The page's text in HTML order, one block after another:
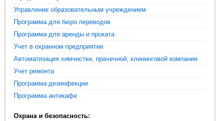
Управление образовательным учреждением
Программа для бюро переводов
Программа для аренды и проката
Учет в охранном предприятии
Автоматизация химчистки, прачечной, клининговой компании
Учет ремонта
Программа дезинфекции
Программа антикафе
Охрана и безопасность: